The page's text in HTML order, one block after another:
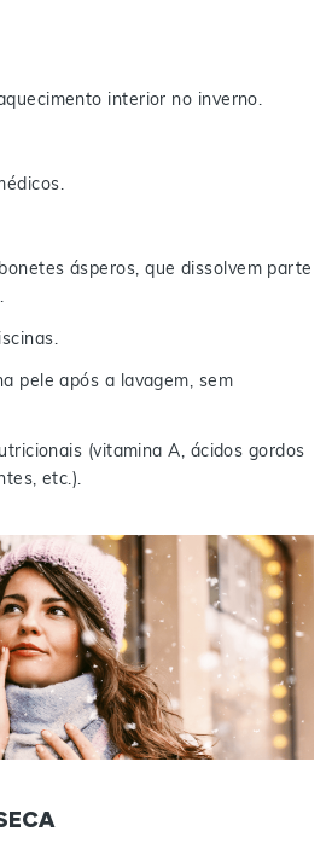
interior no inverno.
ásperos, que dissolvem parte
pele após a lavagem, sem
(vitamina A, ácidos gordos
etc.).